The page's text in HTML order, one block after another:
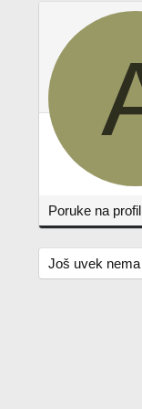
Poruke na
Još uvek